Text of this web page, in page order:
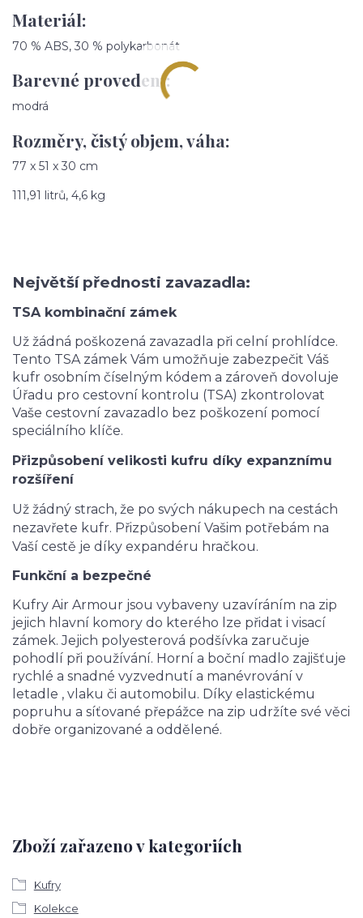
Materiál:
70 % ABS, 30 % polykarbonát
Barevné provedení:
modrá
Rozměry, čistý objem, váha:
77 x 51 x 30 cm
111,91 litrů, 4,6 kg
Největší přednosti zavazadla:
TSA kombinační zámek
Už žádná poškozená zavazadla při celní prohlídce.
Tento TSA zámek Vám umožňuje zabezpečit Váš
kufr osobním číselným kódem a zároveň dovoluje
Úřadu pro cestovní kontrolu (TSA) zkontrolovat
Vaše cestovní zavazadlo bez poškození pomocí
speciálního klíče.
Přizpůsobení velikosti kufru díky expanznímu
rozšíření
Už žádný strach, že po svých nákupech na cestách
nezavřete kufr. Přizpůsobení Vašim potřebám na
Vaší cestě je díky expandéru hračkou.
Funkční a bezpečné
Kufry Air Armour jsou vybaveny uzavíráním na zip
jejich hlavní komory do kterého lze přidat i visací
zámek. Jejich polyesterová podšívka zaručuje
pohodlí při používání. Horní a boční madlo zajišťuje
rychlé a snadné vyzvednutí a manévrování v
letadle , vlaku či automobilu. Díky elastickému
popruhu a síťované přepážce na zip udržíte své věci
dobře organizované a oddělené.
Zboží zařazeno v kategoriích
Kufry
Kolekce